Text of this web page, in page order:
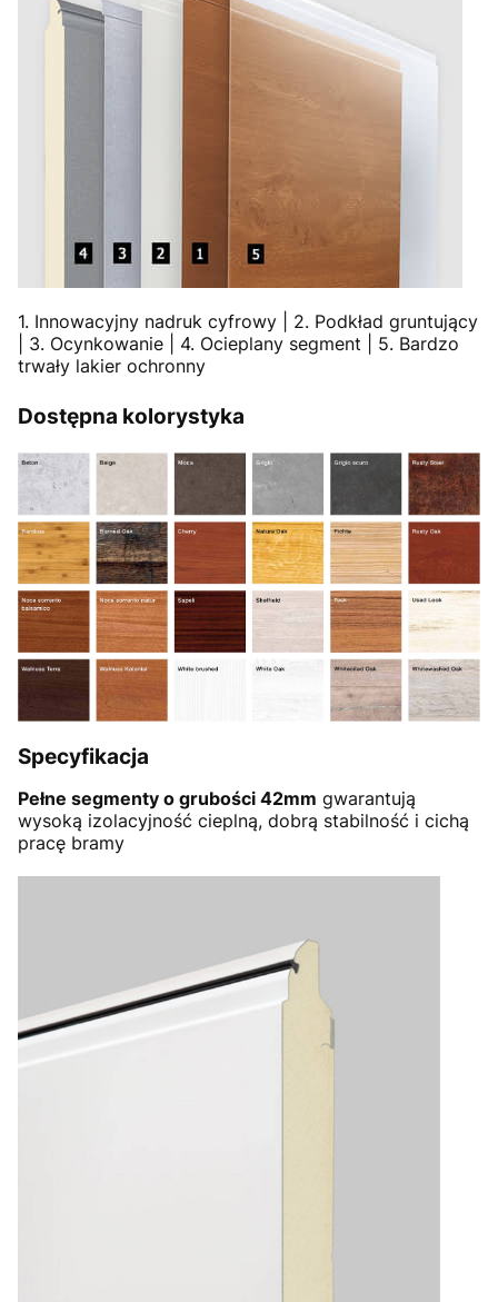
1. Innowacyjny nadruk cyfrowy | 2. Podkład gruntujący
| 3. Ocynkowanie | 4. Ocieplany segment | 5. Bardzo
trwały lakier ochronny
Dostępna kolorystyka
Specyfikacja
Pełne segmenty o grubości 42mm gwarantują
wysoką izolacyjność cieplną, dobrą stabilność i cichą
pracę bramy